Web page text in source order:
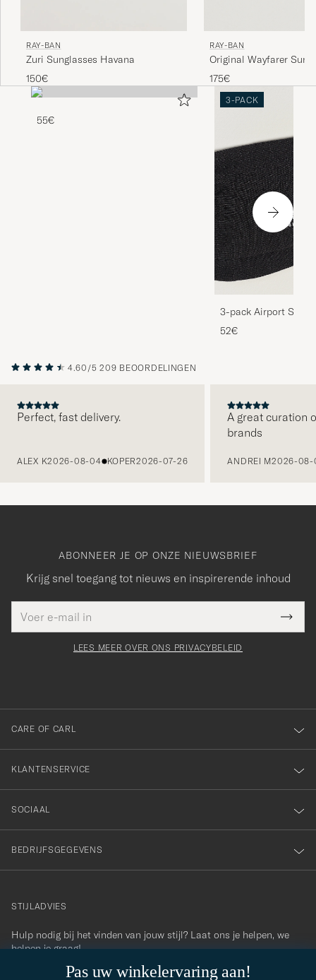
RAY-BAN
Zuri Sunglasses Havana
150€
RAY-BAN
Original Wayfarer
Tortoise/Crystal Green
175€
55€
3-PACK
3-pack Airport
Melange
52€
4.60/5 209 BEOORDELINGEN
Perfect, fast delivery.
ALEX K2026-08-04 KOPER2026-07-26
A great curation
brands
ANDREI M2026-08-
Pas uw winkelervaring aan!
ABONNEER JE OP ONZE NIEUWSBRIEF
Krijg snel toegang tot nieuws en inspirerende inhoud
mailadres
veldBedankt
voor
onze
nieuwsbrief!
LEES MEER OVER ONS PRIVACYBELEID
CARE OF CARL
KLANTENSERVICE
SOCIAAL
BEDRIJFSGEGEVENS
contact@careofcarl.com
STIJLADVIES
Hulp nodig bij het vinden van jouw stijl? Laat ons je helpen, we
helpen je graag!
STIJLADVIES